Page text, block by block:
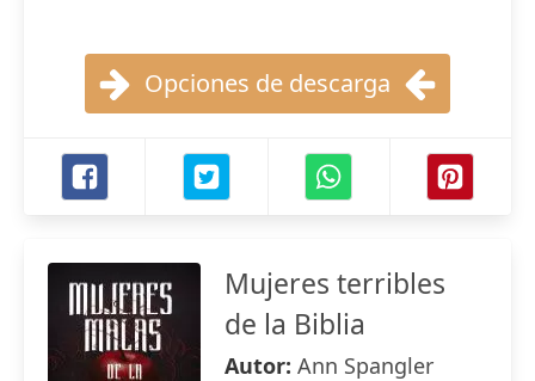
Opciones de descarga
Mujeres terribles
de la Biblia
Autor: Ann Spangler